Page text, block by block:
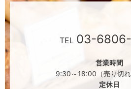
TEL 03-
営業時間
9:30～18:00（売り切れ
定休日